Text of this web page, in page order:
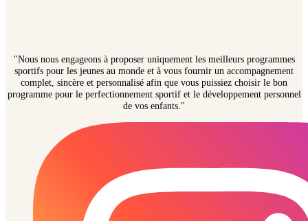
"Nous nous engageons à proposer uniquement les meilleurs programmes
sportifs pour les jeunes au monde et à vous fournir un accompagnement
complet, sincère et personnalisé afin que vous puissiez choisir le bon
programme pour le perfectionnement sportif et le développement personnel
de vos enfants."